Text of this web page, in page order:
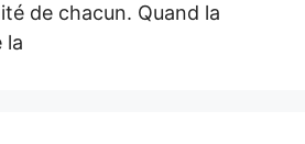
de chacun. Quand la
la